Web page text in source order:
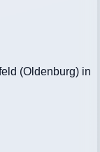
(Oldenburg) in